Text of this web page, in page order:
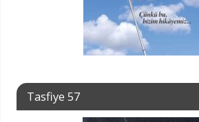
Tasfiye 57